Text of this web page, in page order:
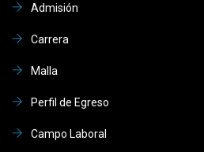
Admisión
Carrera
Malla
Perfil de Egreso
Campo Laboral